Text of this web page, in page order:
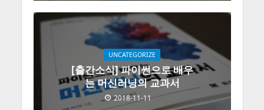
UNCATEGORIZE
[출간소식] 파이썬으로 배우
는 머신러닝의 교과서
2018-11-11